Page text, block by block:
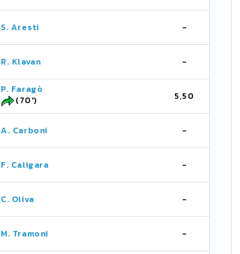
S. Aresti -
R. Klavan -
P. Faragò
(70')
5,50
A. Carboni -
F. Caligara -
C. Oliva -
M. Tramoni -